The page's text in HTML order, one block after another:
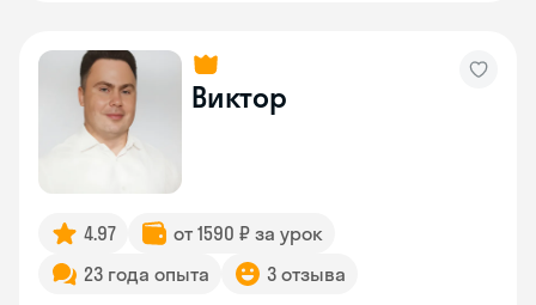
Виктор
4.97
от 1590 ₽ за урок
23 года опыта
3 отзыва